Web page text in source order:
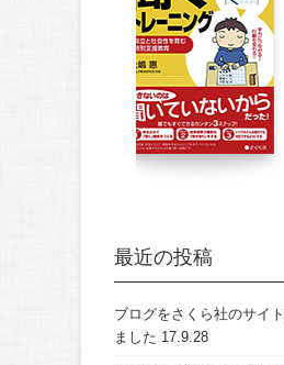
最近の投稿
ブログをさくら社のサイ
ました 17.9.28